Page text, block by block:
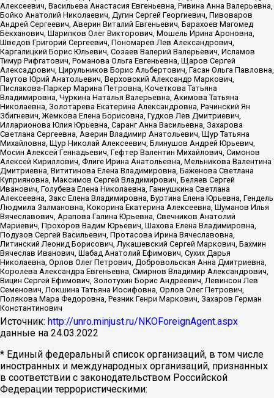
Алексеевич, Васильева Анастасия Евгеньевна, Ривина Анна Валерьевна,
Бойко Анатолий Николаевич, Дугин Сергей Георгиевич, Пивоваров
Андрей Сергеевич, Аверин Виталий Евгеньевич, Барахоев Магомед
Бекханович, Шарипков Олег Викторович, Мошель Ирина Ароновна,
Шведов Григорий Сергеевич, Пономарев Лев Александрович,
Каргалицкий Борис Юльевич, Созаев Валерий Валерьевич, Исламов
Тимур Рифгатович, Романова Ольга Евгеньевна, Щаров Сергей
Алексадрович, Цирульников Борис Альбертович, Гасан Ольга Павловна,
Паутов Юрий Анатольевич, Верховский Александр Маркович,
Пислакова-Паркер Марина Петровна, Кочеткова Татьяна
Владимировна, Чуркина Наталья Валерьевна, Акимова Татьяна
Николаевна, Золотарева Екатерина Александровна, Рачинский Ян
Збигневич, Жемкова Елена Борисовна, Гудков Лев Дмитриевич,
Илларионова Юлия Юрьевна, Саранг Анна Васильевна, Захарова
Светлана Сергеевна, Аверин Владимир Анатольевич, Щур Татьяна
Михайловна, Щур Николай Алексеевич, Блинушов Андрей Юрьевич,
Мосин Алексей Геннадьевич, Гефтер Валентин Михайлович, Симонов
Алексей Кириллович, Флиге Ирина Анатольевна, Мельникова Валентина
Дмитриевна, Вититинова Елена Владимировна, Баженова Светлана
Куприяновна, Максимов Сергей Владимирович, Беляев Сергей
Иванович, Голубева Елена Николаевна, Ганнушкина Светлана
Алексеевна, Закс Елена Владимировна, Буртина Елена Юрьевна, Гендель
Людмила Залмановна, Кокорина Екатерина Алексеевна, Шуманов Илья
Вячеславович, Арапова Галина Юрьевна, Свечников Анатолий
Мариевич, Прохоров Вадим Юрьевич, Шахова Елена Владимировна,
Подузов Сергей Васильевич, Протасова Ирина Вячеславовна,
Литинский Леонид Борисович, Лукашевский Сергей Маркович, Бахмин
Вячеслав Иванович, Шабад Анатолий Ефимович, Сухих Дарья
Николаевна, Орлов Олег Петрович, Добровольская Анна Дмитриевна,
Королева Александра Евгеньевна, Смирнов Владимир Александрович,
Вицин Сергей Ефимович, Золотухин Борис Андреевич, Левинсон Лев
Семенович, Локшина Татьяна Иосифовна, Орлов Олег Петрович,
Полякова Мара Федоровна, Резник Генри Маркович, Захаров Герман
Константинович
Источник: http://unro.minjust.ru/NKOForeignAgent.aspx
данные на 24.03.2022
* Единый федеральный список организаций, в том числе
иностранных и международных организаций, признанных
в соответствии с законодательством Российской
Федерации террористическими: